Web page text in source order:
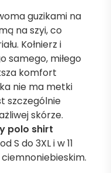
guzikami na
na szyi, co
Kołnierz i
samego, miłego
komfort
nie ma metki
szczególnie
skórze.
polo shirt
S do 3XL i w 11